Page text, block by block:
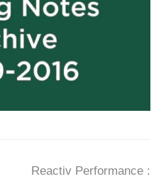
next
Reactiv Performance :